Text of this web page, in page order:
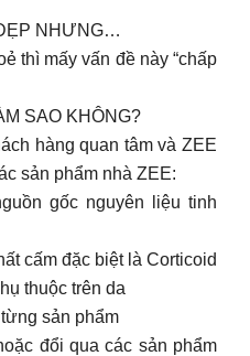
NHƯNG…
thì mấy vấn đề này “chấp
SAO KHÔNG?
hàng quan tâm và ZEE
sản phẩm nhà ZEE:
gốc nguyên liệu tinh
cấm đặc biệt là Corticoid
thuộc trên da
sản phẩm
đổi qua các sản phẩm